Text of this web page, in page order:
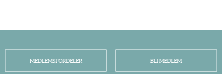
MEDLEMSFORDELER BLI MEDLEM